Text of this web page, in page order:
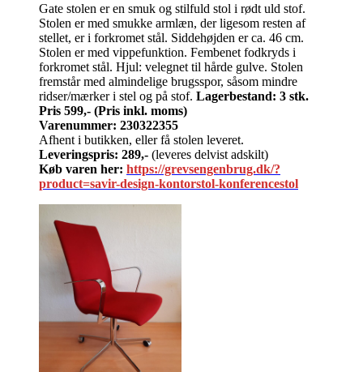
Gate stolen er en smuk og stilfuld stol i rødt uld stof.
Stolen er med smukke armlæn, der ligesom resten af
stellet, er i forkromet stål. Siddehøjden er ca. 46 cm.
Stolen er med vippefunktion. Fembenet fodkryds i
forkromet stål. Hjul: velegnet til hårde gulve. Stolen
fremstår med almindelige brugsspor, såsom mindre
ridser/mærker i stel og på stof. Lagerbestand: 3 stk.
Pris 599,- (Pris inkl. moms)
Varenummer: 230322355
Afhent i butikken, eller få stolen leveret.
Leveringspris: 289,- (leveres delvist adskilt)
Køb varen her: https://grevsengenbrug.dk/?
product=savir-design-kontorstol-konferencestol